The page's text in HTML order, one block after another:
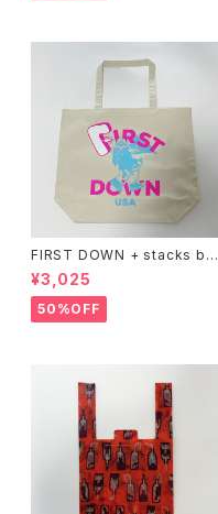
FIRST DOWN + stacks boo
kstore BIG TOTE
¥3,025
50%OFF